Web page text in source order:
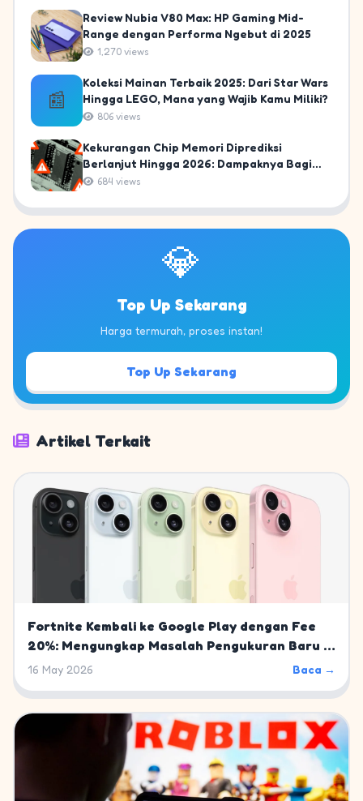
Review Nubia V80 Max: HP Gaming Mid-
Range dengan Performa Ngebut di 2025
1,270 views
📰
Koleksi Mainan Terbaik 2025: Dari Star Wars
Hingga LEGO, Mana yang Wajib Kamu Miliki?
806 views
Kekurangan Chip Memori Diprediksi
Berlanjut Hingga 2026: Dampaknya Bagi
Gamer dan PC Build Indonesia!
684 views
💎
Top Up Sekarang
Harga termurah, proses instan!
Top Up Sekarang
Artikel Terkait
Fortnite Kembali ke Google Play dengan Fee
20%: Mengungkap Masalah Pengukuran Baru di
Mobile Gaming
16 May 2026 Baca →